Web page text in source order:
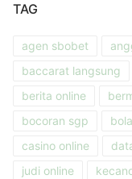
TAG
agen sbobet
baccarat langsung
berita online
bocoran sgp
casino online
judi online